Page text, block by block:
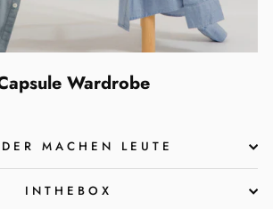
Wardrobe
MACHEN LEUTE
INTHEBOX